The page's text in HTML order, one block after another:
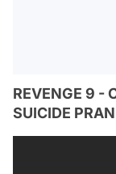
REVENGE 9 -
SUICIDE